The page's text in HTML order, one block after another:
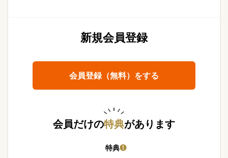
新規会員登録
会員登録（無料）をする
会員だけの特典があります
特典❶